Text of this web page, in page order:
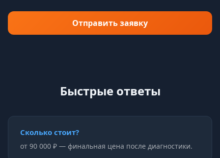
Отправить заявку
Быстрые ответы
Сколько стоит?
от 90 000 ₽ — финальная цена после диагностики.